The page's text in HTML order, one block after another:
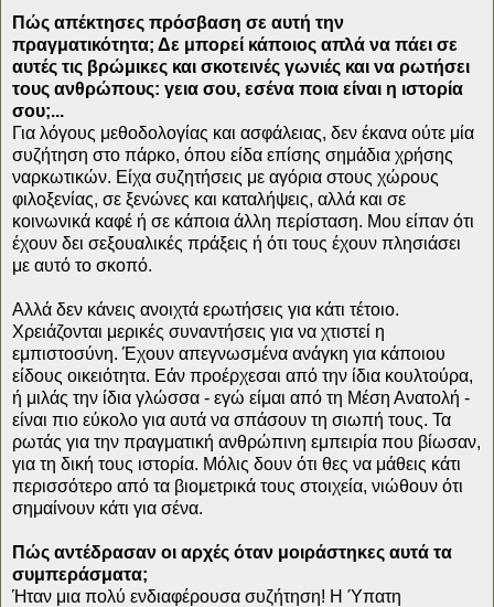
Πώς απέκτησες πρόσβαση σε αυτή την
πραγματικότητα; Δε μπορεί κάποιος απλά να πάει σε
αυτές τις βρώμικες και σκοτεινές γωνιές και να ρωτήσει
τους ανθρώπους: γεια σου, εσένα ποια είναι η ιστορία
σου;...
Για λόγους μεθοδολογίας και ασφάλειας, δεν έκανα ούτε μία
συζήτηση στο πάρκο, όπου είδα επίσης σημάδια χρήσης
ναρκωτικών. Είχα συζητήσεις με αγόρια στους χώρους
φιλοξενίας, σε ξενώνες και καταλήψεις, αλλά και σε
κοινωνικά καφέ ή σε κάποια άλλη περίσταση. Μου είπαν ότι
έχουν δει σεξουαλικές πράξεις ή ότι τους έχουν πλησιάσει
με αυτό το σκοπό.
Αλλά δεν κάνεις ανοιχτά ερωτήσεις για κάτι τέτοιο.
Χρειάζονται μερικές συναντήσεις για να χτιστεί η
εμπιστοσύνη. Έχουν απεγνωσμένα ανάγκη για κάποιου
είδους οικειότητα. Εάν προέρχεσαι από την ίδια κουλτούρα,
ή μιλάς την ίδια γλώσσα - εγώ είμαι από τη Μέση Ανατολή -
είναι πιο εύκολο για αυτά να σπάσουν τη σιωπή τους. Τα
ρωτάς για την πραγματική ανθρώπινη εμπειρία που βίωσαν,
για τη δική τους ιστορία. Μόλις δουν ότι θες να μάθεις κάτι
περισσότερο από τα βιομετρικά τους στοιχεία, νιώθουν ότι
σημαίνουν κάτι για σένα.
Πώς αντέδρασαν οι αρχές όταν μοιράστηκες αυτά τα
συμπεράσματα;
Ήταν μια πολύ ενδιαφέρουσα συζήτηση! Η Ύπατη